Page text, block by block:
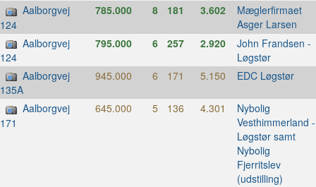
Aalborgvej
124
785.000 8 181 3.602 Mæglerfirmaet
Asger Larsen
Aalborgvej
124
795.000 6 257 2.920 John Frandsen -
Løgstør
Aalborgvej
135A
945.000 6 171 5.150 EDC Løgstør
Aalborgvej
171
645.000 5 136 4.301 Nybolig
Vesthimmerland -
Løgstør samt
Nybolig
Fjerritslev
(udstilling)